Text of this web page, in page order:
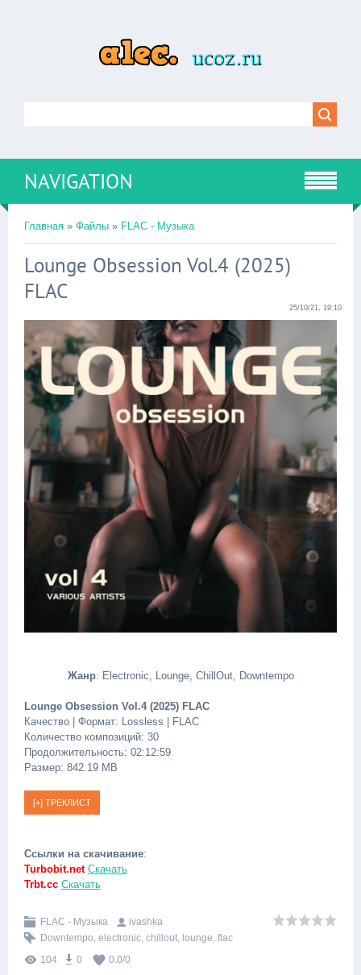
NAVIGATION
Главная » Файлы » FLAC - Музыка
Lounge Obsession Vol.4 (2025)
FLAC
25/10/21, 19:10
Жанр: Electronic, Lounge, ChillOut, Downtempo
Lounge Obsession Vol.4 (2025) FLAC
Качество | Формат: Lossless | FLAC
Количество композиций: 30
Продолжительность: 02:12:59
Размер: 842.19 MB
Ссылки на скачивание:
Turbobit.net Скачать
Trbt.cc Скачать
FLAC - Музыка
ivashka
Downtempo, electronic, chillout, lounge, flac
104
0 0.0/0